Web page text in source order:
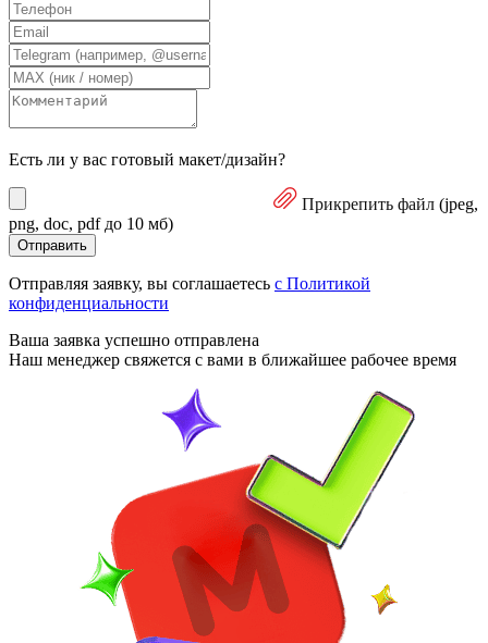
Есть ли у вас готовый макет/дизайн?
Прикрепить файл (jpeg,
png, doc, pdf до 10 мб)
Отправить
Отправляя заявку, вы соглашаетесь с Политикой
конфиденциальности
Ваша заявка успешно отправлена
Наш менеджер свяжется с вами в ближайшее рабочее время